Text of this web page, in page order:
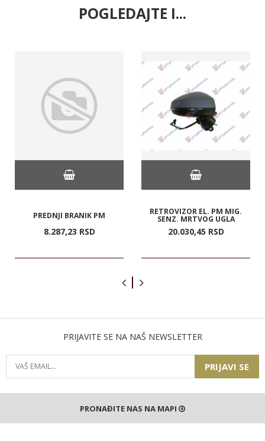
POGLEDAJTE I...
PREDNJI BRANIK PM
8.287,23 RSD
RETROVIZOR EL. PM MIG.
SENZ. MRTVOG UGLA
20.030,45 RSD
PRIJAVITE SE NA NAŠ NEWSLETTER
PRIJAVI SE
PRONAĐITE NAS NA MAPI